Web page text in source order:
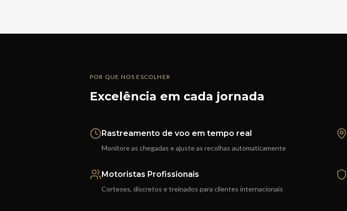
POR QUE NOS ESCOLHER
Excelência em cada jornada
Rastreamento de voo em tempo real
Monitore as chegadas e ajuste as recolhas automaticamente
Motoristas Profissionais
Corteses, discretos e treinados para clientes internacionais